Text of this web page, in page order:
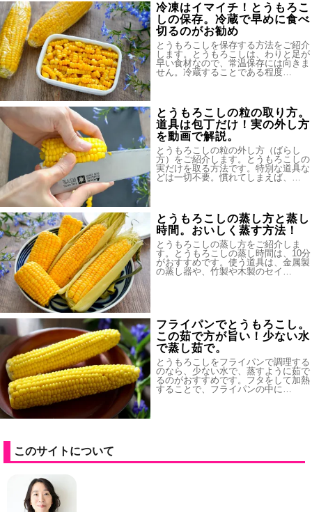
冷凍はイマイチ！とうもろこ
しの保存。冷蔵で早めに食べ
切るのがお勧め
とうもろこしを保存する方法をご紹介
します。とうもろこしは、わりと足が
早い食材なので、常温保存には向きま
せん。冷蔵することである程度…
とうもろこしの粒の取り方。
道具は包丁だけ！実の外し方
を動画で解説。
とうもろこしの粒の外し方（ばらし
方）をご紹介します。とうもろこしの
実だけを取る方法です。特別な道具な
どは一切不要。慣れてしまえば、…
とうもろこしの蒸し方と蒸し
時間。おいしく蒸す方法！
とうもろこしの蒸し方をご紹介しま
す。とうもろこしの蒸し時間は、10分
がおすすめです。使う道具は、金属製
の蒸し器や、竹製や木製のセイ…
フライパンでとうもろこし。
この茹で方が旨い！少ない水
で蒸し茹で。
とうもろこしをフライパンで調理する
のなら、少ない水で、蒸すように茹で
るのがおすすめです。フタをして加熱
することで、フライパンの中に…
このサイトについて